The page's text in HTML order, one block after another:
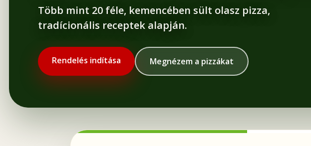
Több mint 20 féle, kemencében sült olasz pizza,
tradícionális receptek alapján.
Rendelés indítása Megnézem a pizzákat